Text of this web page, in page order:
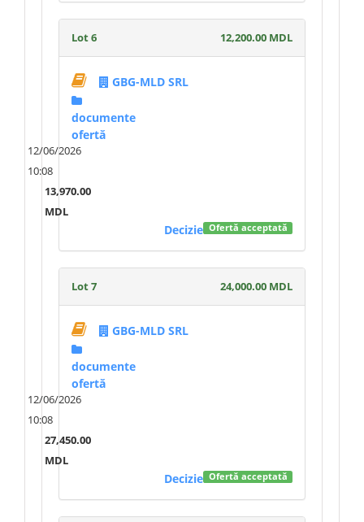
Lot 6 12,200.00 MDL
GBG-MLD SRL
documente
ofertă
12/06/2026
10:08
13,970.00
MDL
Ofertă acceptată
Decizie
Lot 7 24,000.00 MDL
GBG-MLD SRL
documente
ofertă
12/06/2026
10:08
27,450.00
MDL
Ofertă acceptată
Decizie